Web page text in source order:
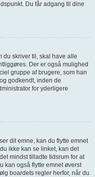
Du får adgang til dine
du skriver til, skal have alle
Der er også mulighed
gruppe af brugere, som han
godkendt, inden de
for yderligere
dit emne, kan du flytte emnet
ikke kan se linket, kan det
mindst tilladte tidsrum for at
kan også flytte emnet øverst
boardets regler herfor, når du